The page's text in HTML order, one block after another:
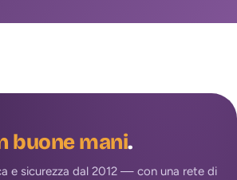
buone mani.
e sicurezza dal 2012 — con una rete di